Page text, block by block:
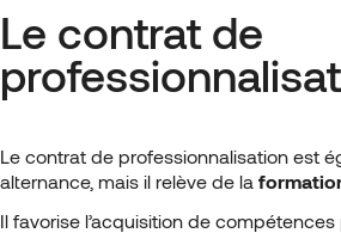
Le contrat de
Le contrat de professionnalisation est
alternance, mais il relève de la
Il favorise l’acquisition de